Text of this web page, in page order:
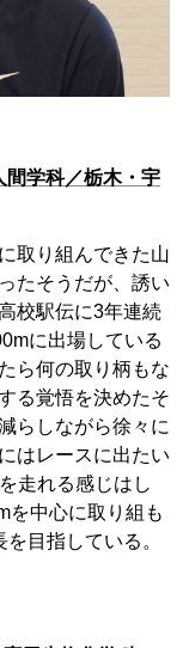
間学科／栃木・宇
取り組んできた山
たそうだが、誘い
校駅伝に3年連続
に出場している
ら何の取り柄もな
る覚悟を決めたそ
らしながら徐々に
はレースに出たい
走れる感じはし
を中心に取り組も
目指している。